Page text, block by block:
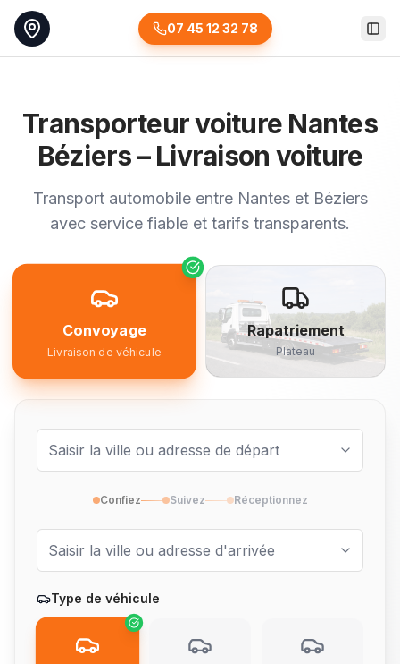
07 45 12 32 78
Transporteur voiture Nantes
Béziers – Livraison voiture
Transport automobile entre Nantes et Béziers
avec service fiable et tarifs transparents.
Convoyage
Livraison de véhicule
Rapatriement
Plateau
Confiez Suivez Réceptionnez
Type de véhicule